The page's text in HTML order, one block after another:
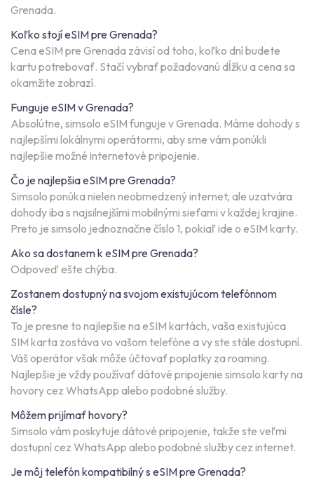
Grenada.
Koľko stojí eSIM pre Grenada?
Cena eSIM pre Grenada závisí od toho, koľko dní budete
kartu potrebovať. Stačí vybrať požadovanú dĺžku a cena sa
okamžite zobrazí.
Funguje eSIM v Grenada?
Absolútne, simsolo eSIM funguje v Grenada. Máme dohody s
najlepšími lokálnymi operátormi, aby sme vám ponúkli
najlepšie možné internetové pripojenie.
Čo je najlepšia eSIM pre Grenada?
Simsolo ponúka nielen neobmedzený internet, ale uzatvára
dohody iba s najsilnejšími mobilnými sieťami v každej krajine.
Preto je simsolo jednoznačne číslo 1, pokiaľ ide o eSIM karty.
Ako sa dostanem k eSIM pre Grenada?
Odpoveď ešte chýba.
Zostanem dostupný na svojom existujúcom telefónnom
čísle?
To je presne to najlepšie na eSIM kartách, vaša existujúca
SIM karta zostáva vo vašom telefóne a vy ste stále dostupní.
Váš operátor však môže účtovať poplatky za roaming.
Najlepšie je vždy používať dátové pripojenie simsolo karty na
hovory cez WhatsApp alebo podobné služby.
Môžem prijímať hovory?
Simsolo vám poskytuje dátové pripojenie, takže ste veľmi
dostupní cez WhatsApp alebo podobné služby cez internet.
Je môj telefón kompatibilný s eSIM pre Grenada?